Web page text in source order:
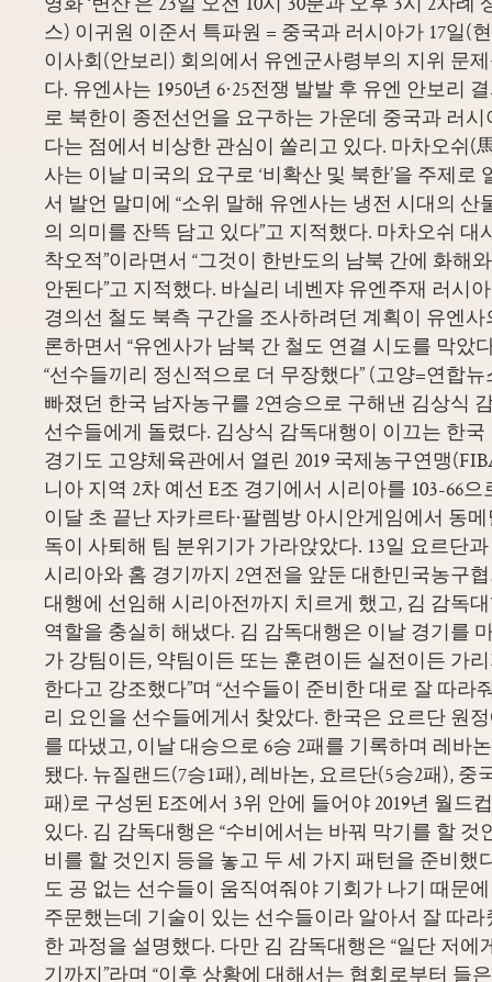
스) 이귀원 이준서 특파원 = 중국과 러시아가 17일(
이사회(안보리) 회의에서 유엔군사령부의 지위 문
다. 유엔사는 1950년 6·25전쟁 발발 후 유엔 안보리
로 북한이 종전선언을 요구하는 가운데 중국과 러
다는 점에서 비상한 관심이 쏠리고 있다. 마차오쉬(
사는 이날 미국의 요구로 ‘비확산 및 북한’을 주제로
서 발언 말미에 “소위 말해 유엔사는 냉전 시대의 산
의 의미를 잔뜩 담고 있다”고 지적했다. 마차오쉬 대
착오적”이라면서 “그것이 한반도의 남북 간에 화해
안된다”고 지적했다. 바실리 네벤쟈 유엔주재 러시
경의선 철도 북측 구간을 조사하려던 계획이 유엔
론하면서 “유엔사가 남북 간 철도 연결 시도를 막았
“선수들끼리 정신적으로 더 무장했다” (고양=연합
빠졌던 한국 남자농구를 2연승으로 구해낸 김상식
선수들에게 돌렸다. 김상식 감독대행이 이끄는 한국
경기도 고양체육관에서 열린 2019 국제농구연맹
니아 지역 2차 예선 E조 경기에서 시리아를 103-66
이달 초 끝난 자카르타·팔렘방 아시안게임에서 동
독이 사퇴해 팀 분위기가 가라앉았다. 13일 요르단
시리아와 홈 경기까지 2연전을 앞둔 대한민국농구
대행에 선임해 시리아전까지 치르게 했고, 김 감독대
역할을 충실히 해냈다. 김 감독대행은 이날 경기를
가 강팀이든, 약팀이든 또는 훈련이든 실전이든 가
한다고 강조했다”며 “선수들이 준비한 대로 잘 따라
리 요인을 선수들에게서 찾았다. 한국은 요르단 원
를 따냈고, 이날 대승으로 6승 2패를 기록하며 레바
됐다. 뉴질랜드(7승1패), 레바논, 요르단(5승2패), 중
패)로 구성된 E조에서 3위 안에 들어야 2019년 월드
있다. 김 감독대행은 “수비에서는 바꿔 막기를 할 것
비를 할 것인지 등을 놓고 두 세 가지 패턴을 준비했
도 공 없는 선수들이 움직여줘야 기회가 나기 때문
주문했는데 기술이 있는 선수들이라 알아서 잘 따라
한 과정을 설명했다. 다만 김 감독대행은 “일단 저에
기까지”라며 “이후 상황에 대해서는 협회로부터 들